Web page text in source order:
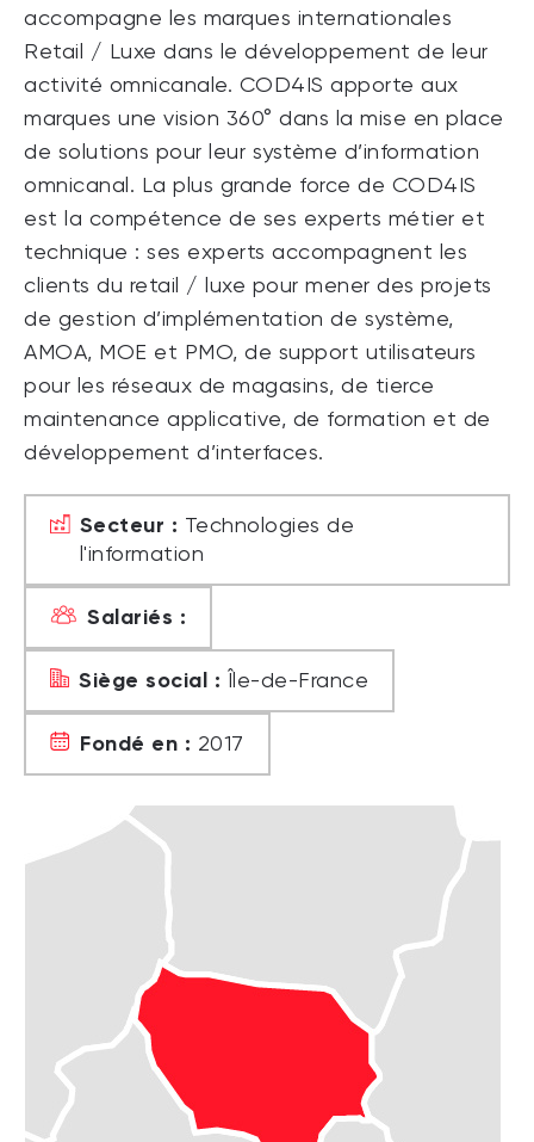
accompagne les marques internationales
Retail / Luxe dans le développement de leur
activité omnicanale. COD4IS apporte aux
marques une vision 360° dans la mise en place
de solutions pour leur système d’information
omnicanal. La plus grande force de COD4IS
est la compétence de ses experts métier et
technique : ses experts accompagnent les
clients du retail / luxe pour mener des projets
de gestion d’implémentation de système,
AMOA, MOE et PMO, de support utilisateurs
pour les réseaux de magasins, de tierce
maintenance applicative, de formation et de
développement d’interfaces.
Secteur : Technologies de
l'information
Salariés :
Siège social : Île-de-France
Fondé en : 2017